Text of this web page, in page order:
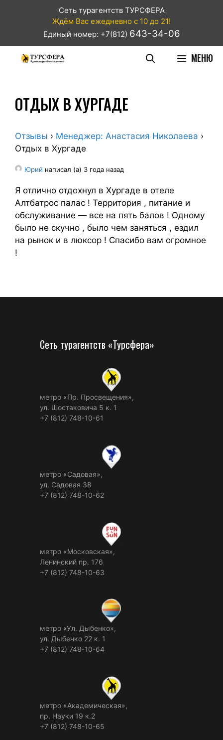
Сеть турагентств ТУРСФЕРА
Ждём Вас ежедневно с 10 до 21!
Единый номер: +7(812) 643-34-06
МЕНЮ
ОТДЫХ В ХУРГАДЕ
Отзывы › Менеджер: Анастасия Николаева ›
Отдых в Хургаде
Юрий написал (а) 3 года назад
Я отлично отдохнул в Хургаде в отеле
Алтбатрос палас ! Территория , питание и
обслуживание — все на пять балов ! Одному
было не скучно , было чем заняться , ездил
на рынок и в люксор ! Спасибо вам огромное
!
Сеть турагентств «Турсфера»
метро «Пр. Просвещения»,
ул. Шостаковича 5 к. 1
+7 (812) 748-10-61
метро «Садовая»,
ул. Садовая 38
+7 (812) 748-10-62
метро «Московская»,
Ленинский пр. 176
+7 (812) 748-10-63
метро «Ул. Дыбенко»,
ул. Дыбенко 22 к. 1
+7 (812) 748-10-64
метро «Академическая»,
пр. Науки 19 к.2
+7 (812) 748-10-65